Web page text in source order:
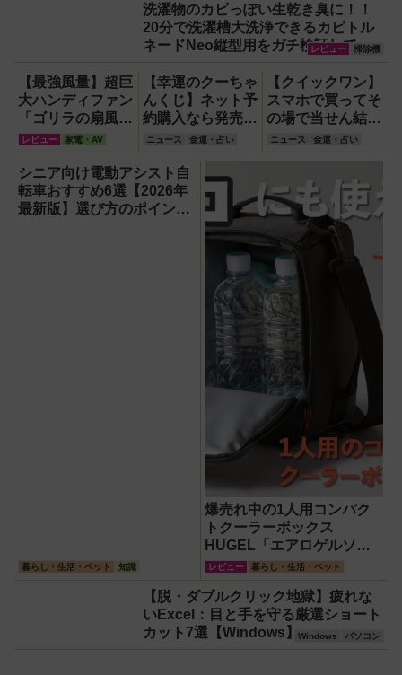
洗濯物のカビっぽい生乾き臭に！！
20分で洗濯槽大洗浄できるカビトル
ネードNeo縦型用をガチ検証して分
かった消臭効果
レビュー 掃除機
【最強風量】超巨
大ハンディファン
「ゴリラの扇風
機」レビュー！直
径16.5cmの巨大
ファンで想像以上
の涼しさを体感
レビュー 家電・AV
【幸運のクーちゃ
んくじ】ネット予
約購入なら発売前
でも買える！1
等・前後賞5,000
万円が狙える宝く
じを解説
ニュース 金運・占い
【クイックワン】
スマホで買ってそ
の場で当せん結果
がわかるネット専
用宝くじのしくみ
ニュース 金運・占い
シニア向け電動アシスト自
転車おすすめ6選【2026年
最新版】選び方のポイント
暮らし・生活・ペット 知識
爆売れ中の1人用コンパク
トクーラーボックス
HUGEL「エアロゲルソフ
トクーラー4L」【アイリス
オーヤマ】！宇宙服の技術
で保冷力も異次元だった
レビュー 暮らし・生活・ペット
【脱・ダブルクリック地獄】疲れな
いExcel：目と手を守る厳選ショート
カット7選【Windows】Windows パソコン